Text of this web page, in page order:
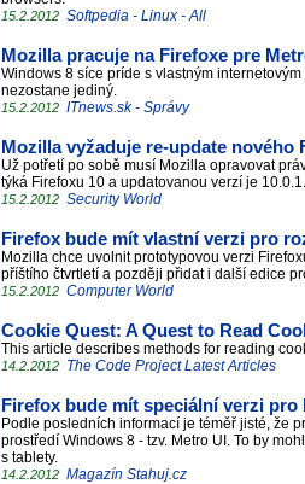
15.2.2012 Softpedia - Linux - All
Mozilla pracuje na Firefoxe pre
Windows 8 síce príde s vlastným
nezostane jediný.
15.2.2012 ITnews.sk - Správy
Mozilla vyžaduje re-update nového
Už potřetí po sobě musí Mozilla opravovat
týká Firefoxu 10 a updatovanou verzí je
15.2.2012 Security World
Firefox bude mít vlastní verzi pro
Mozilla chce uvolnit prototypovou verzi
příštího čtvrtletí a později přidat i další edice
15.2.2012 Computer World
Cookie Quest: A Quest to Read
This article describes methods for reading
14.2.2012 The Code Project Latest Articles
Firefox bude mít speciální verzi pro
Podle posledních informací je téměř jisté, že
prostředí Windows 8 - tzv. Metro UI. To by
s tablety.
14.2.2012 Magazín Stahuj.cz